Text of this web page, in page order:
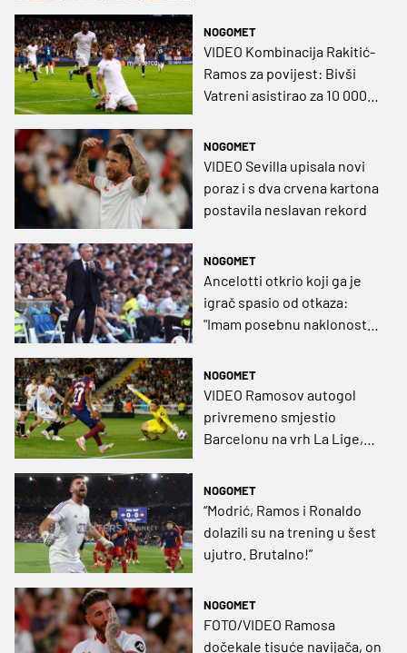
NOGOMET
VIDEO Kombinacija Rakitić-
Ramos za povijest: Bivši
Vatreni asistirao za 10 000.
NOGOMET
VIDEO Sevilla upisala novi
poraz i s dva crvena kartona
postavila neslavan rekord
NOGOMET
Ancelotti otkrio koji ga je
igrač spasio od otkaza:
"Imam posebnu naklonost
NOGOMET
VIDEO Ramosov autogol
privremeno smjestio
Barcelonu na vrh La Lige,
NOGOMET
“Modrić, Ramos i Ronaldo
dolazili su na trening u šest
ujutro. Brutalno!”
NOGOMET
FOTO/VIDEO Ramosa
dočekale tisuće navijača, on